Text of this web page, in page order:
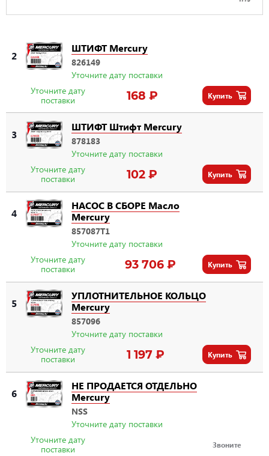
2
ШТИФТ Mercury
826149
Уточните дату поставки
Уточните дату
поставки
168 ₽ Купить
3
ШТИФТ Штифт Mercury
878183
Уточните дату поставки
Уточните дату
поставки
102 ₽ Купить
4
НАСОС В СБОРЕ Масло
Mercury
857087T1
Уточните дату поставки
Уточните дату
поставки
93 706 ₽ Купить
5
УПЛОТНИТЕЛЬНОЕ КОЛЬЦО
Mercury
857096
Уточните дату поставки
Уточните дату
поставки
1 197 ₽ Купить
6
НЕ ПРОДАЕТСЯ ОТДЕЛЬНО
Mercury
NSS
Уточните дату поставки
Уточните дату
поставки
Звоните